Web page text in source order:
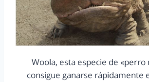
Woola, esta especie de «perro
consigue ganarse rápidamente